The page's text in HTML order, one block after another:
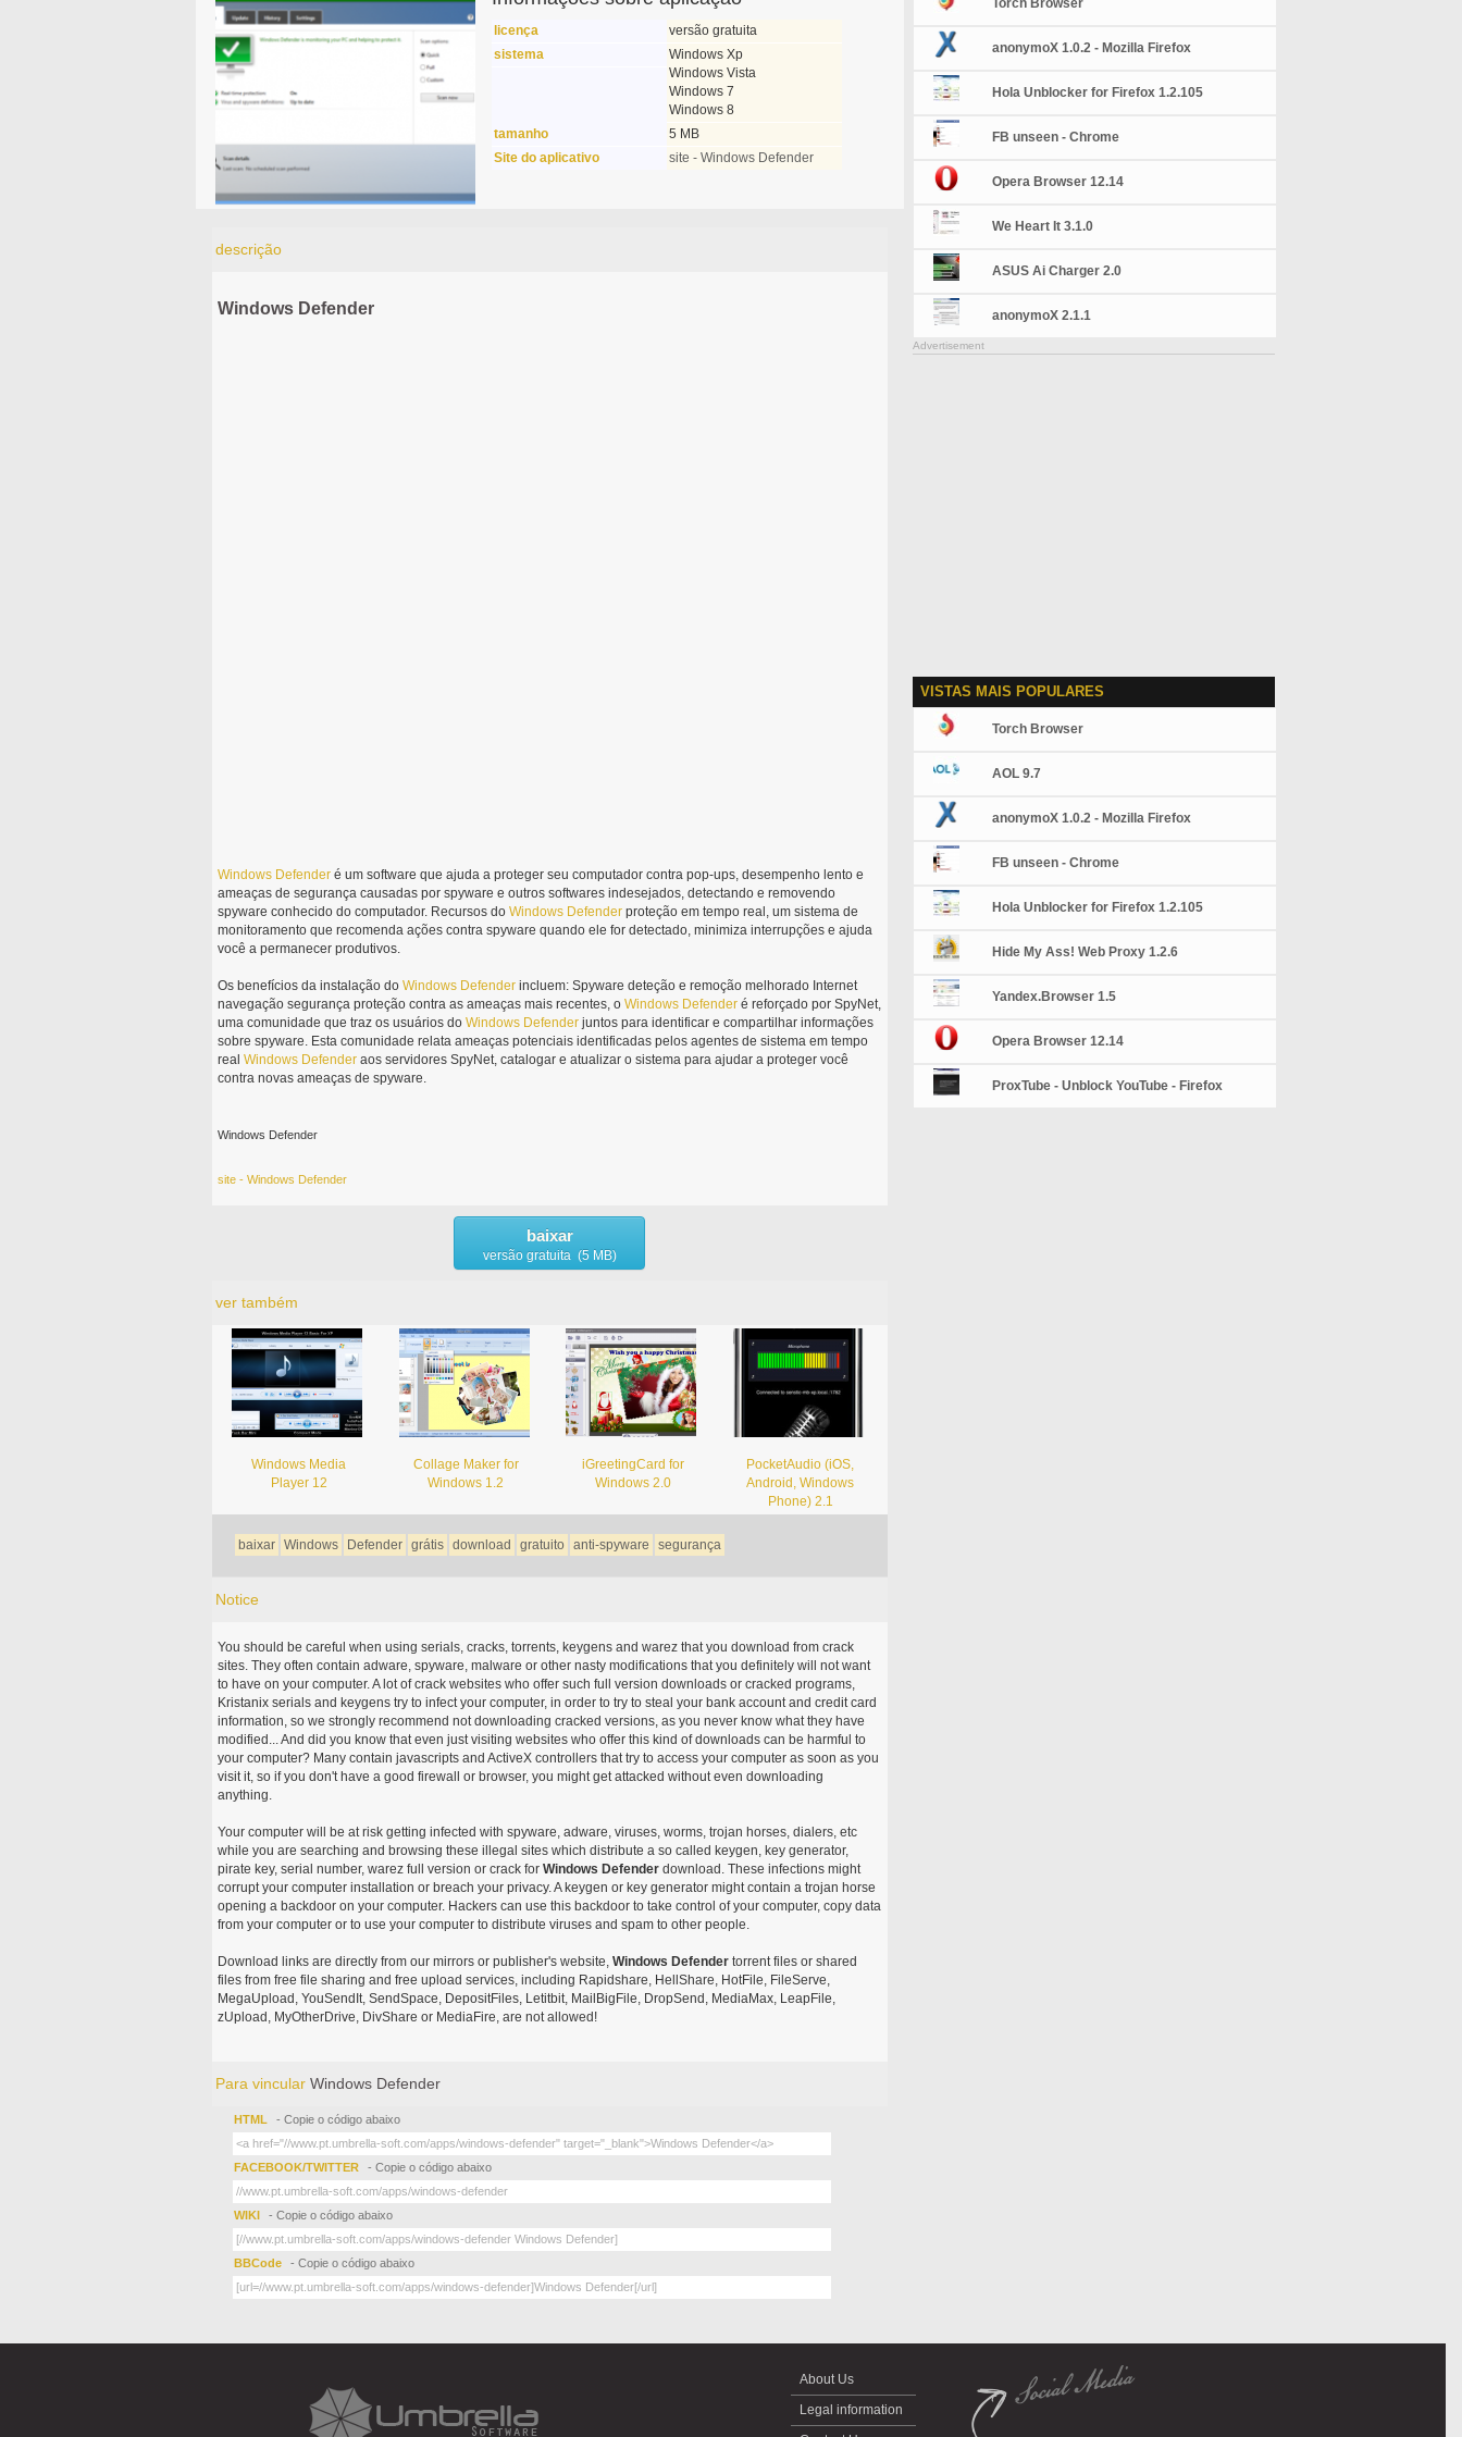
licença
versão gratuita
sistema
Windows Xp
Windows Vista
Windows 7
Windows 8
tamanho
5 MB
Site do aplicativo
site - Windows Defender
descrição
Windows Defender
Windows Defenderé um software que ajuda a proteger seu computador contra pop-ups, desempenho lento e
ameaças de segurança causadas por spyware e outros softwares indesejados, detectando e removendo
spyware conhecido do computador. Recursos do Windows Defenderproteção em tempo real, um sistema de
monitoramento que recomenda ações contra spyware quando ele for detectado, minimiza interrupções e ajuda
você a permanecer produtivos.
Os benefícios da instalação do Windows Defenderincluem: Spyware deteção e remoção melhorado Internet
navegação segurança proteção contra as ameaças mais recentes, o Windows Defenderé reforçado por SpyNet,
uma comunidade que traz os usuários do Windows Defenderjuntos para identificar e compartilhar informações
sobre spyware. Esta comunidade relata ameaças potenciais identificadas pelos agentes de sistema em tempo
real Windows Defenderaos servidores SpyNet, catalogar e atualizar o sistema para ajudar a proteger você
contra novas ameaças de spyware.
Windows Defender
site - Windows Defender
baixar
versão gratuita (5 MB)
ver também
Windows Media
Player 12
Collage Maker for
Windows 1.2
iGreetingCard for
Windows 2.0
PocketAudio (iOS,
Android, Windows
Phone) 2.1
baixar Windows Defender grátis download gratuito anti-spyware segurança
Notice
You should be careful when using serials, cracks, torrents, keygens and warez that you download from crack
sites. They often contain adware, spyware, malware or other nasty modifications that you definitely will not want
to have on your computer. A lot of crack websites who offer such full version downloads or cracked programs,
Kristanix serials and keygens try to infect your computer, in order to try to steal your bank account and credit card
information, so we strongly recommend not downloading cracked versions, as you never know what they have
modified... And did you know that even just visiting websites who offer this kind of downloads can be harmful to
your computer? Many contain javascripts and ActiveX controllers that try to access your computer as soon as you
visit it, so if you don't have a good firewall or browser, you might get attacked without even downloading
anything.
Your computer will be at risk getting infected with spyware, adware, viruses, worms, trojan horses, dialers, etc
while you are searching and browsing these illegal sites which distribute a so called keygen, key generator,
pirate key, serial number, warez full version or crack for Windows Defenderdownload. These infections might
corrupt your computer installation or breach your privacy. A keygen or key generator might contain a trojan horse
opening a backdoor on your computer. Hackers can use this backdoor to take control of your computer, copy data
from your computer or to use your computer to distribute viruses and spam to other people.
Download links are directly from our mirrors or publisher's website, Windows Defendertorrent files or shared
files from free file sharing and free upload services, including Rapidshare, HellShare, HotFile, FileServe,
MegaUpload, YouSendIt, SendSpace, DepositFiles, Letitbit, MailBigFile, DropSend, MediaMax, LeapFile,
zUpload, MyOtherDrive, DivShare or MediaFire, are not allowed!
Para vincular Windows Defender
HTML - Copie o código abaixo
FACEBOOK/TWITTER - Copie o código abaixo
WIKI - Copie o código abaixo
BBCode - Copie o código abaixo
Torch Browser
anonymoX 1.0.2 - Mozilla Firefox
Hola Unblocker for Firefox 1.2.105
FB unseen - Chrome
Opera Browser 12.14
We Heart It 3.1.0
ASUS Ai Charger 2.0
anonymoX 2.1.1
Advertisement
VISTAS MAIS POPULARES
Torch Browser
AOL 9.7
anonymoX 1.0.2 - Mozilla Firefox
FB unseen - Chrome
Hola Unblocker for Firefox 1.2.105
Hide My Ass! Web Proxy 1.2.6
Yandex.Browser 1.5
Opera Browser 12.14
ProxTube - Unblock YouTube - Firefox
About Us
Legal information